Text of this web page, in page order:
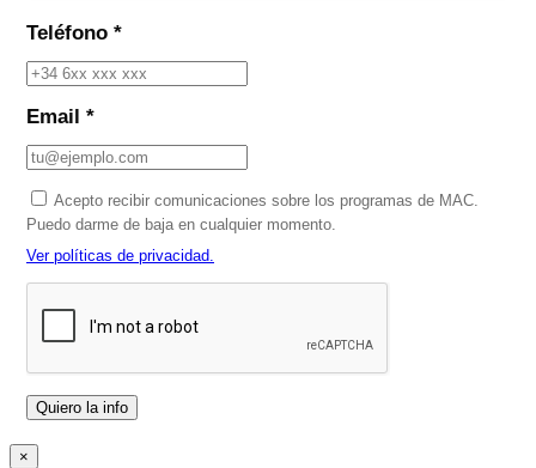
Teléfono *
Email *
Acepto recibir comunicaciones sobre los programas de MAC.
Puedo darme de baja en cualquier momento.
Ver políticas de privacidad.
×